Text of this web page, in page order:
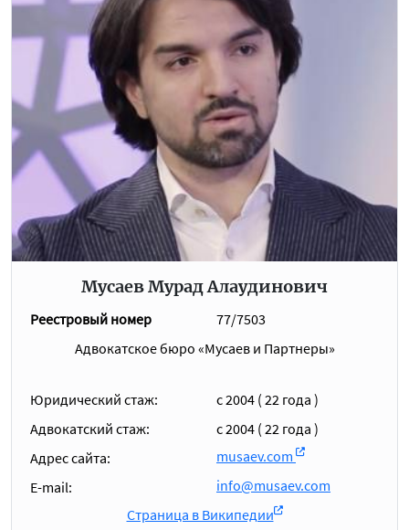
Мусаев Мурад Алаудинович
Реестровый номер
77/7503
Адвокатское бюро «Мусаев и Партнеры»
Юридический стаж:
с 2004 ( 22 года )
Адвокатский стаж:
c 2004 ( 22 года )
Адрес сайта:
musaev.com
E-mail:
info@musaev.com
Страница в Википедии